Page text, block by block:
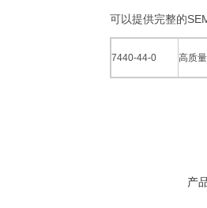
可以提供完整的
7440-44-0 高质
产